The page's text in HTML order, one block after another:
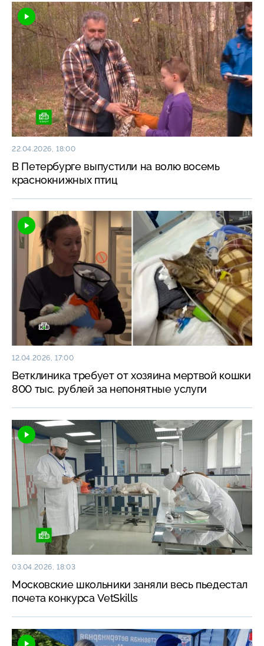
22.04.2026, 18:00
В Петербурге выпустили на волю восемь
краснокнижных птиц
12.04.2026, 17:00
Ветклиника требует от хозяина мертвой кошки
800 тыс. рублей за непонятные услуги
03.04.2026, 18:03
Московские школьники заняли весь пьедестал
почета конкурса VetSkills